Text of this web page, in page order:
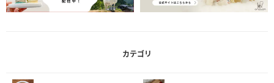
カテゴリ